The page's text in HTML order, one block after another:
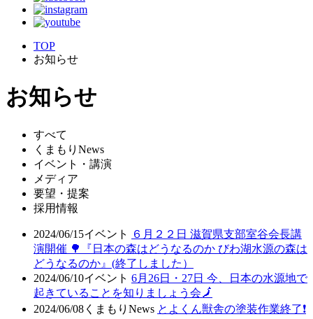
TOP
お知らせ
お知らせ
すべて
くまもりNews
イベント・講演
メディア
要望・提案
採用情報
2024/06/15イベント
６月２２日 滋賀県支部室谷会長講
演開催 🌳『日本の森はどうなるのか びわ湖水源の森は
どうなるのか』(終了しました）
2024/06/10イベント 6月26日・27日 今、日本の水源地で
起きていることを知りましょう会🗾
2024/06/08 くまもりNews とよくん獣舎の塗装作業終了❗